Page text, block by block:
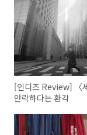
[인디즈 Review] 〈
안락하다는 환각